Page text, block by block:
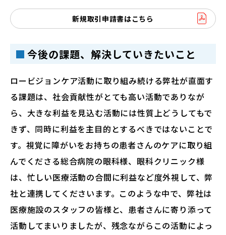
新規取引申請書はこちら
今後の課題、解決していきたいこと
ロービジョンケア活動に取り組み続ける弊社が直面す
る課題は、社会貢献性がとても高い活動でありなが
ら、大きな利益を見込む活動には性質上どうしてもで
きず、同時に利益を主目的とするべきではないことで
す。視覚に障がいをお持ちの患者さんのケアに取り組
んでくださる総合病院の眼科様、眼科クリニック様
は、忙しい医療活動の合間に利益など度外視して、弊
社と連携してくださいます。このような中で、弊社は
医療施設のスタッフの皆様と、患者さんに寄り添って
活動してまいりましたが、残念ながらこの活動によっ